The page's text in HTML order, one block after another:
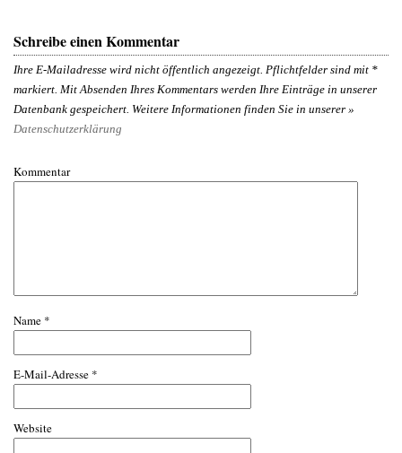
Schreibe einen Kommentar
Ihre E-Mailadresse wird nicht öffentlich angezeigt. Pflichtfelder sind mit *
markiert. Mit Absenden Ihres Kommentars werden Ihre Einträge in unserer
Datenbank gespeichert. Weitere Informationen finden Sie in unserer »
Datenschutzerklärung
Kommentar
Name *
E-Mail-Adresse *
Website